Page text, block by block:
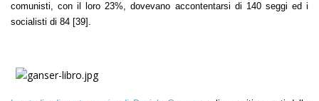
comunisti, con il loro 23%, dovevano accontentarsi di 140 seggi ed i
socialisti di 84 [39].